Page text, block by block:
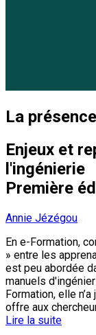
La
Enjeux et
l'ingénierie
Première
Annie Jézégou
En e-Formation,
» entre les
est peu abordée
manuels
Formation, elle
offre aux
Lire la suite